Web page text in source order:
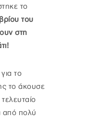
το
του
στη
το
το άκουσε
από πολύ